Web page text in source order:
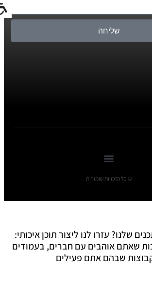
שליחה
© כל הזכויות שומורות
שלנו? עזרו לנו ליצור תוכן איכותי:
שאתם אוהבים עם חברים, בעמודים
שבהם אתם פעילים